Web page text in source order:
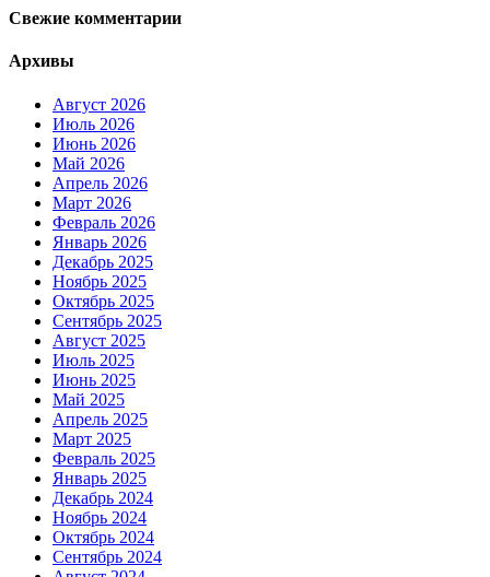
Свежие комментарии
Архивы
Август 2026
Июль 2026
Июнь 2026
Май 2026
Апрель 2026
Март 2026
Февраль 2026
Январь 2026
Декабрь 2025
Ноябрь 2025
Октябрь 2025
Сентябрь 2025
Август 2025
Июль 2025
Июнь 2025
Май 2025
Апрель 2025
Март 2025
Февраль 2025
Январь 2025
Декабрь 2024
Ноябрь 2024
Октябрь 2024
Сентябрь 2024